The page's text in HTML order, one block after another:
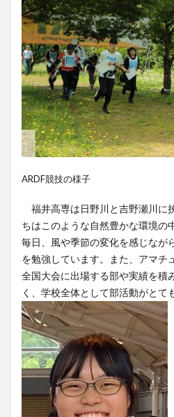
ARDF競技の様子
福井高専は日野川と吉野瀬川に
ちはこのような自然豊かな環境の
毎日、風や季節の変化を感じなが
を勉強しています。また、アマチ
全国大会に出場する部や実績を積
く、学校全体として部活動がとて